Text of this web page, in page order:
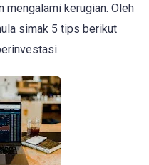
mengalami kerugian. Oleh
simak 5 tips berikut